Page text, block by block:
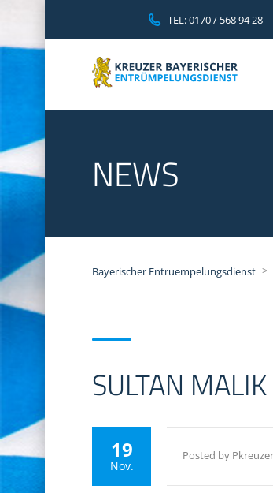
TEL: 0170 / 568 94 28
NEWS
Bayerischer Entruempelungsdienst >
SULTAN
19
Nov.
Posted by Pkreuzer